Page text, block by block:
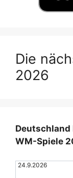
Die
2026
WM-Spiele
24.9.2026